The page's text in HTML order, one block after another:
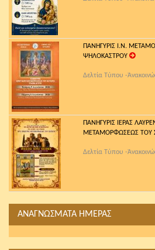
ΠΑΝΗΓΥΡΙΣ Ι.Ν.
ΨΗΛΟΚΑΣΤΡΟΥ
Δελτία Τύπου -
ΠΑΝΗΓΥΡΙΣ ΙΕΡΑΣ
ΜΕΤΑΜΟΡΦΩΣΕΩΣ ΤΟΥ
Δελτία Τύπου -
ΑΝΑΓΝΩΣΜΑΤΑ ΗΜΕΡΑΣ